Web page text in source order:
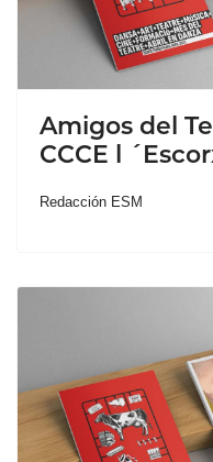
Amigos del
CCCE l
Redacción ESM